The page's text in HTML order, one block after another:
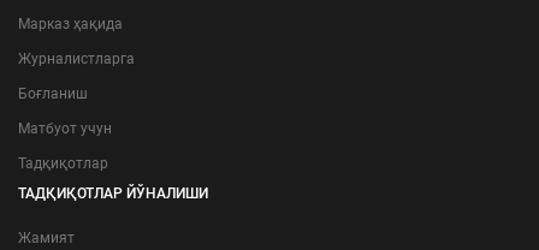
Марказ ҳақида
Журналистларга
Боғланиш
Матбуот учун
Тадқиқотлар
ТАДҚИҚОТЛАР ЙЎНАЛИШИ
Жамият